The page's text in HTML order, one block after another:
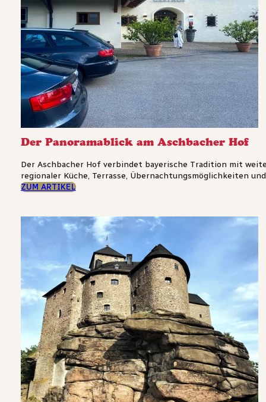
Der Panoramablick am Aschbacher Hof
Der Aschbacher Hof verbindet bayerische Tradition mit
regionaler Küche, Terrasse, Übernachtungsmöglichkeiten
ZUM ARTIKEL